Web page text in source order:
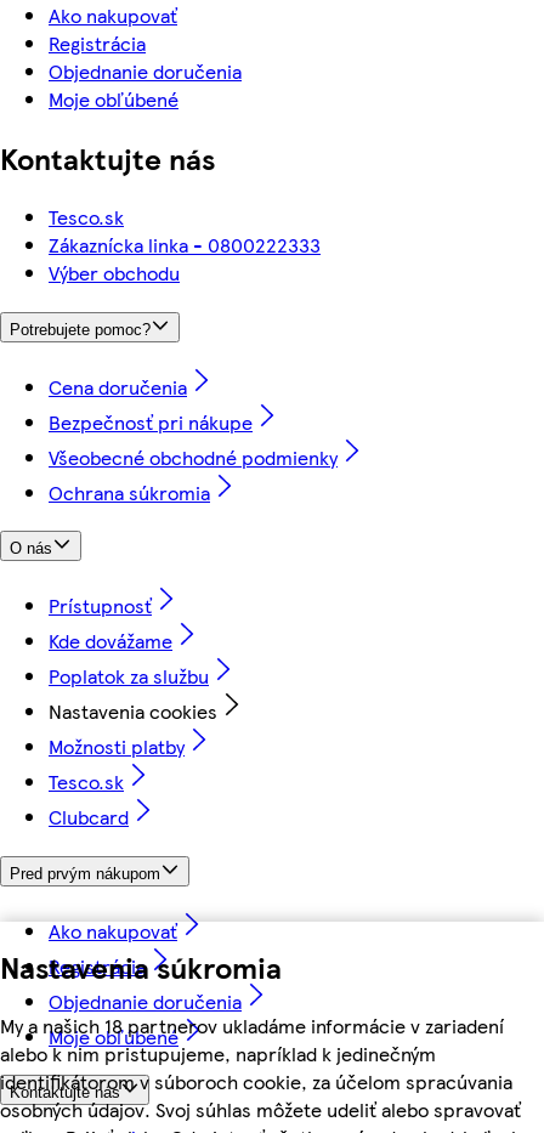
Nastavenia súkromia
My a našich 18 partnerov ukladáme informácie v zariadení
alebo k nim pristupujeme, napríklad k jedinečným
identifikátorom v súboroch cookie, za účelom spracúvania
osobných údajov. Svoj súhlas môžete udeliť alebo spravovať
Ako nakupovať
Registrácia
Objednanie doručenia
Moje obľúbené
Kontaktujte nás
Tesco.sk
Zákaznícka linka - 0800222333
Výber obchodu
Potrebujete pomoc?
Cena doručenia
Bezpečnosť pri nákupe
Všeobecné obchodné podmienky
Ochrana súkromia
O nás
Prístupnosť
Kde dovážame
Poplatok za službu
Nastavenia cookies
Možnosti platby
Tesco.sk
Clubcard
Pred prvým nákupom
Ako nakupovať
Registrácia
Objednanie doručenia
Moje obľúbené
Kontaktujte nás